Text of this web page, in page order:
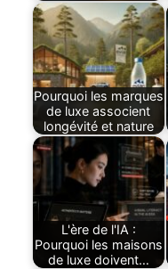
Pourquoi les marques
de luxe associent
longévité et nature
L'ère de l'IA :
Pourquoi les maisons
de luxe doivent…